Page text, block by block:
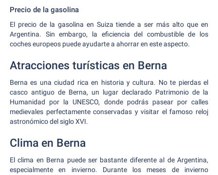
Precio de la gasolina
El precio de la gasolina en Suiza tiende a ser más alto que en
Argentina. Sin embargo, la eficiencia del combustible de los
coches europeos puede ayudarte a ahorrar en este aspecto.
Atracciones turísticas en Berna
Berna es una ciudad rica en historia y cultura. No te pierdas el
casco antiguo de Berna, un lugar declarado Patrimonio de la
Humanidad por la UNESCO, donde podrás pasear por calles
medievales perfectamente conservadas y visitar el famoso reloj
astronómico del siglo XVI.
Clima en Berna
El clima en Berna puede ser bastante diferente al de Argentina,
especialmente en invierno. Durante los meses de invierno